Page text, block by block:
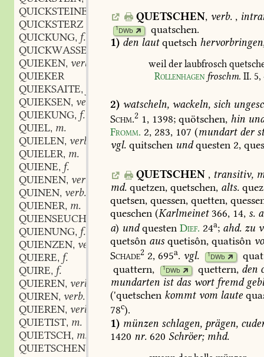
QUICKSTEINERZ
n.
QUICKSTERZ
QUICKUNG, f.
QUICKWASSER
QUIEKEN, verb.
QUIEKER
QUIEKSAITE,
QUIEKSEN, verb.
QUIEKUNG, f.
QUIEL, m.
QUIELEN, verb.
QUIELER, m.
QUIENE, f.
QUIENEN, verb.
QUINEN, verb.
QUIENER, m.
QUIENSEUCHE
QUIENUNG, f.
QUIENZEN, verb.
QUIERE, f.
QUIRE, f.
QUIEREN, verb.
QUIREN, verb.
QUIEREN, verb.
QUIETIST, m.
QUIETSCH, m.
QUIETSCHEN
QUETSCHEN, verb. ,
1DWb quatschen.
1) den lautquetsch
weilder laubfrosch
Rollenhagen froschm. II. 5,
2) watscheln, wackeln, sich
Schm.2 1, 1398; quötschen, hin
Fromm. 2, 283, 107 (mundartder
vgl. quitschen undquesten 2,
QUETSCHEN , transitiv,
md. quetzen, quetschen, alts.
quetsen, quessen, quetten,
queschen (Karlmeinet366, 14, s.
a) undquesten Dief. 24a; ahd. zu
quetsôn aus quetisôn, quatisôn
Schade2 2, 695a. vgl. 1DWb
quattern, 1DWb quettern, den
mundarten istdas wortfremd
('quetschen kommtvom laute
78c).
1) münzen schlagen, prägen,
1420 nr. 620 Schröer; mhd.